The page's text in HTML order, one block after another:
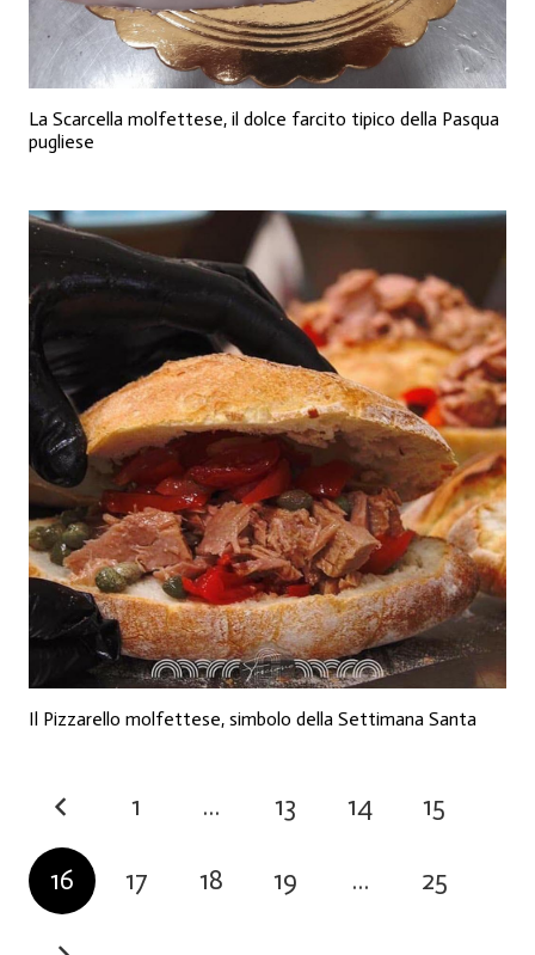
La Scarcella molfettese, il dolce farcito tipico della Pasqua
pugliese
Il Pizzarello molfettese, simbolo della Settimana Santa
1 … 13 14 15
16 17 18 19 … 25